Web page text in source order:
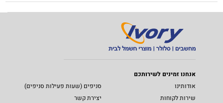
אנחנו זמינים לשירותכם
אודותינו
סניפים (שעות פעילות סניפים)
שירות לקוחות
יצירת קשר